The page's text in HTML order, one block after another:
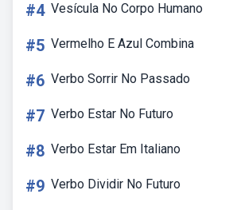
#4 Vesícula No Corpo Humano
#5 Vermelho E Azul Combina
#6 Verbo Sorrir No Passado
#7 Verbo Estar No Futuro
#8 Verbo Estar Em Italiano
#9 Verbo Dividir No Futuro